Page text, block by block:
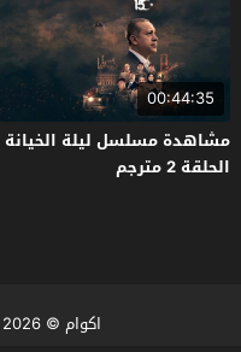
00:44:35
مشاهدة مسلسل ليلة الخيانة
الحلقة 2 مترجم
اكوام © 2026 جميع الحقوق محفوظة.